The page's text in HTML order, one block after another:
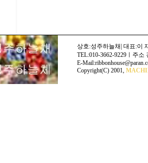
상호:성주하늘채| 대표:이
TEL:010-3662-9229ㅣ주
E-
Copyright(C) 2001,